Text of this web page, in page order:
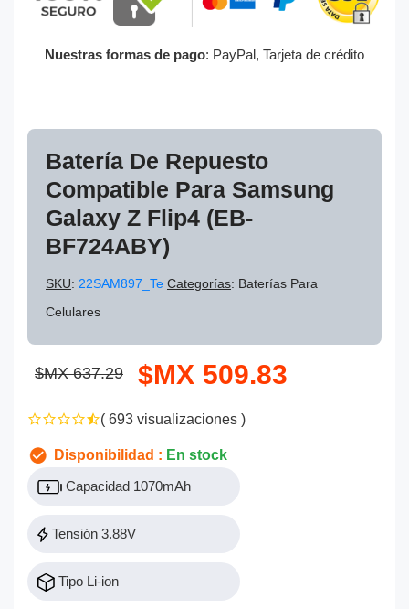
Nuestras formas de pago: PayPal, Tarjeta de crédito
Batería De Repuesto
Compatible Para Samsung
Galaxy Z Flip4 (EB-
BF724ABY)
SKU: 22SAM897_Te Categorías: Baterías Para
Celulares
$MX 637.29 $MX 509.83
( 693 visualizaciones )
Disponibilidad : En stock
Capacidad 1070mAh
Tensión 3.88V
Tipo Li-ion